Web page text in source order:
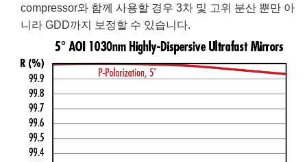
compressor와 함께 사용할 경우 3차 및 고위 분산 뿐만 아
니라 GDD까지 보정할 수 있습니다.